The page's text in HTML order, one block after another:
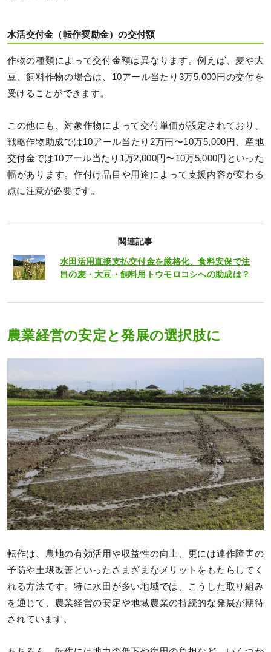
水活交付金（転作奨励金）の交付額
作物の種類によって交付金額は異なります。例えば、麦や大
豆、飼料作物の場合は、10アール当たり3万5,000円の交付を
受けることができます。
この他にも、対象作物によって交付単価が設定されており、
戦略作物助成では10アール当たり2万円〜10万5,000円、産地
交付金では10アール当たり1万2,000円〜10万5,000円といった
幅があります。作付け品目や用途によって支援内容が変わる
点に注意が必要です。
関連記事
水田活用直接支払交付金を厳格化、食料安保で注
目の麦・大豆・飼料用トウモロコシへの助成は？
農業経営の安定と発展の選択肢に
転作は、農地の有効活用や収益性の向上、更には連作障害の
予防や土壌改善といったさまざまなメリットをもたらしてく
れる方法です。特に水田が多い地域では、こうした取り組み
を通じて、農業経営の安定や地域農業の持続的な発展が期待
されています。